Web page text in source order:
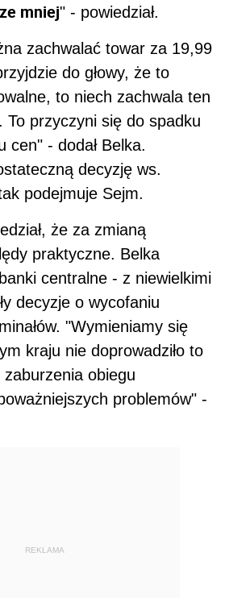
mniej" - powiedział.
zachwalać towar za 19,99
do głowy, że to
to niech zachwala ten
To przyczyni się do spadku
cen" - dodał Belka.
decyzję ws.
podejmuje Sejm.
że za zmianą
praktyczne. Belka
centralne - z niewielkimi
decyzje o wycofaniu
"Wymieniamy się
kraju nie doprowadziło to
obiegu
problemów" -
REKLAMA